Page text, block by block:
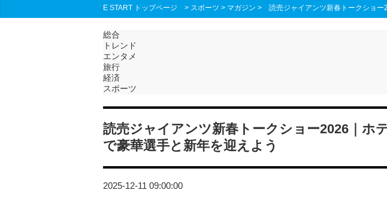
E START トップページ > スポーツ > マガジン > 読売ジャイアンツ新春トークショ
総合
トレンド
エンタメ
旅行
経済
スポーツ
読売ジャイアンツ新春トークショー2026｜ホ
で豪華選手と新年を迎えよう
2025-12-11 09:00:00